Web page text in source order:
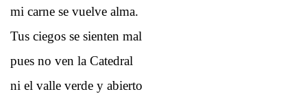
mi carne se vuelve alma.
Tus ciegos se sienten mal
pues no ven la Catedral
ni el valle verde y abierto